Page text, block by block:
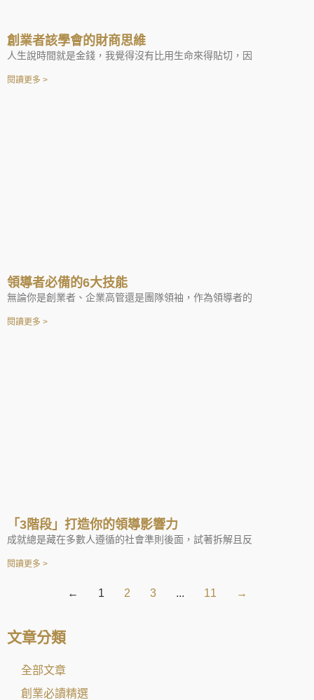
創業者該學會的財商思維
人生說時間就是金錢，我覺得沒有比用生命來得貼切，因
閱讀更多 >
領導者必備的6大技能
無論你是創業者、企業高管還是團隊領袖，作為領導者的
閱讀更多 >
「3階段」打造你的領導影響力
成就總是藏在多數人遵循的社會準則後面，試著拆解且反
閱讀更多 >
← 1 2 3 ... 11 →
文章分類
全部文章
創業必讀精選